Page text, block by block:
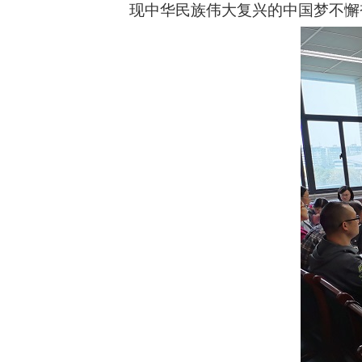
现中华民族伟大复兴的中国梦不